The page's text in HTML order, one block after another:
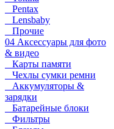
Pentax
Lensbaby
Прочие
04 Аксессуары для фото
& видео
Карты памяти
Чехлы сумки ремни
Аккумуляторы &
зарядки
Батарейные блоки
Фильтры